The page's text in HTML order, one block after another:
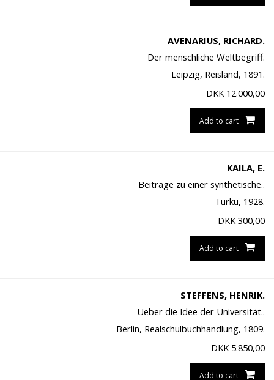
AVENARIUS, RICHARD.
Der menschliche Weltbegriff.
Leipzig, Reisland, 1891.
DKK 12.000,00
Add to cart
KAILA, E.
Beiträge zu einer synthetische..
Turku, 1928.
DKK 300,00
Add to cart
STEFFENS, HENRIK.
Ueber die Idee der Universität..
Berlin, Realschulbuchhandlung, 1809.
DKK 5.850,00
Add to cart